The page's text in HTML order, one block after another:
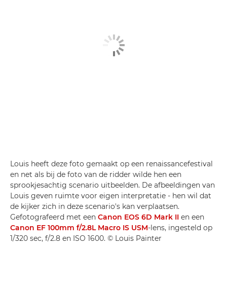
Louis heeft deze foto gemaakt op een renaissancefestival
en net als bij de foto van de ridder wilde hen een
sprookjesachtig scenario uitbeelden. De afbeeldingen van
Louis geven ruimte voor eigen interpretatie - hen wil dat
de kijker zich in deze scenario's kan verplaatsen.
Gefotografeerd met een Canon EOS 6D Mark II en een
Canon EF 100mm f/2.8L Macro IS USM-lens, ingesteld op
1/320 sec, f/2.8 en ISO 1600. © Louis Painter